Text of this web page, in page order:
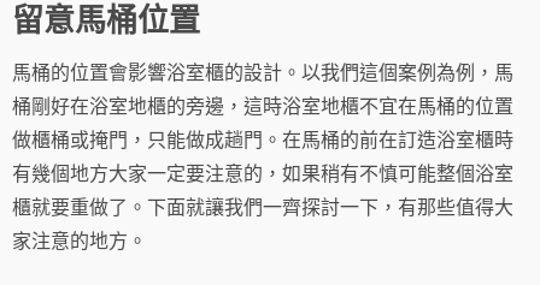
留意馬桶位置
馬桶的位置會影響浴室櫃的設計。以我們這個案例為例，馬
桶剛好在浴室地櫃的旁邊，這時浴室地櫃不宜在馬桶的位置
做櫃桶或掩門，只能做成趟門。在馬桶的前在訂造浴室櫃時
有幾個地方大家一定要注意的，如果稍有不慎可能整個浴室
櫃就要重做了。下面就讓我們一齊探討一下，有那些值得大
家注意的地方。